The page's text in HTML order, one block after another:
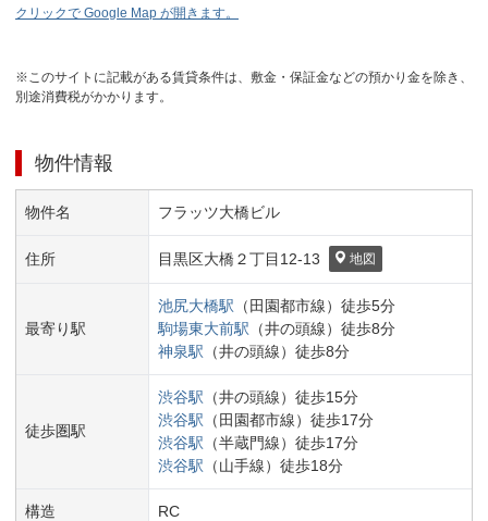
クリックで Google Map が開きます。
※このサイトに記載がある賃貸条件は、敷金・保証金などの預かり金を除き、
別途消費税がかかります。
物件情報
物件名 フラッツ大橋ビル
住所 目黒区大橋２丁目 12-13 地図
最寄り駅
池尻大橋駅 （ 田園都市線） 徒歩5分
駒場東大前駅 （井の頭線） 徒歩8分
神泉駅 （井の頭線） 徒歩8分
徒歩圏駅
渋谷駅 （井の頭線） 徒歩15分
渋谷駅 （ 田園都市線） 徒歩17分
渋谷駅 （半蔵門線） 徒歩17分
渋谷駅 （山手線） 徒歩18分
構造 RC